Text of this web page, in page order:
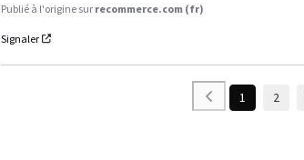
Publié à l'origine sur recommerce.com (fr)
Signaler
1 2